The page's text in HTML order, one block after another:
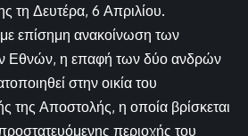
τη Δευτέρα, 6 Απριλίου.
επίσημη ανακοίνωση των
Εθνών, η επαφή των δύο ανδρών
στην οικία του
της Αποστολής, η οποία βρίσκεται
περιοχής του